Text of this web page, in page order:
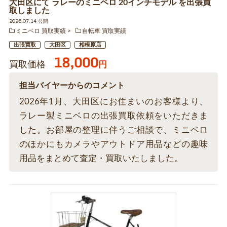
大田区にて ラレーのミニベロ 20インチモデル を出張買
取しました
2026.07.14 公開
ミニベロ 買取実績
自転車 買取実績
出張買取 大田区 相模原店
買取価格 18,000円
担当バイヤーからのコメント
2026年1月、大田区にお住まいのお客様より、
ラレー製ミニベロの出張買取依頼をいただきま
した。お部屋の整理に伴うご相談で、ミニベロ
のほかにもカメラやアウトドア用品などの趣味
用品をまとめて査定・買取いたしました。